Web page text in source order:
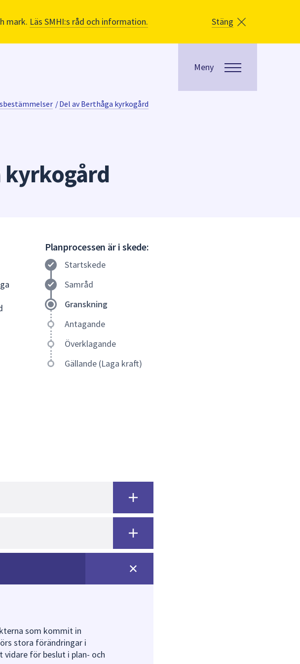
mark. Läs SMHI:s råd och information. Stäng
Meny
/Del av Berthåga kyrkogård
kyrkogård
Planprocessen är i skede:
Startskede
Samråd
Granskning
Antagande
Överklagande
Gällande (Laga kraft)
som kommit in
stora förändringar i
för beslut i plan- och